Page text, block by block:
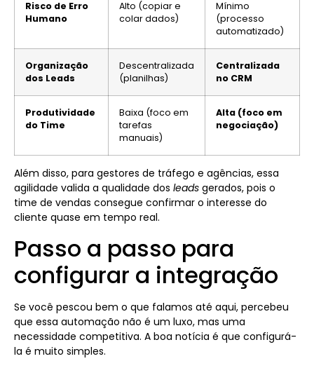
Risco de Erro
Humano
Alto (copiar e
colar dados)
Mínimo
(processo
automatizado)
Organização
dos Leads
Descentralizada
(planilhas)
Centralizada
no CRM
Produtividade
do Time
Baixa (foco em
tarefas
manuais)
Alta (foco em
negociação)
Além disso, para gestores de tráfego e agências, essa
agilidade valida a qualidade dos leads gerados, pois o
time de vendas consegue confirmar o interesse do
cliente quase em tempo real.
Passo a passo para
configurar a integração
Se você pescou bem o que falamos até aqui, percebeu
que essa automação não é um luxo, mas uma
necessidade competitiva. A boa notícia é que configurá-
la é muito simples.